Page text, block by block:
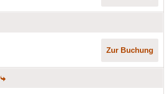
Zur Buchung